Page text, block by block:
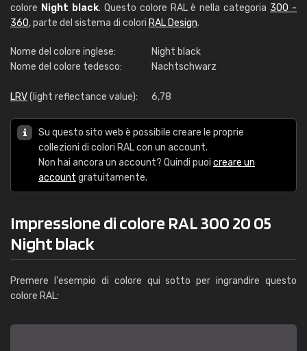
colore Night black. Questo colore RAL è nella categoria 300 -
360, parte del sistema di colori RAL Design.
Nome del colore inglese:
Night black
Nome del colore tedesco:
Nachtschwarz
LRV(light reflectance value): 6,78
Su questo sito web è possibile creare le proprie
collezioni di colori RAL con un account.
Non hai ancora un account? Quindi puoi creare un
account gratuitamente.
Impressione di colore RAL 300 20 05
Night black
Premere l'esempio di colore qui sotto per ingrandire questo
colore RAL: